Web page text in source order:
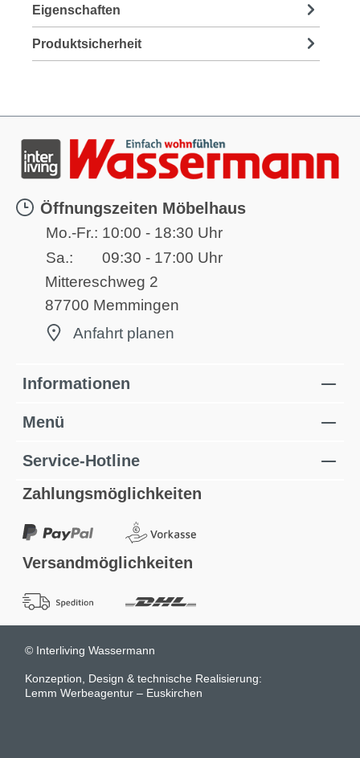
Eigenschaften
Produktsicherheit
Öffnungszeiten Möbelhaus
Mo.-Fr.: 10:00 - 18:30 Uhr
Sa.:
09:30 - 17:00 Uhr
Mittereschweg 2
87700 Memmingen
Anfahrt planen
Informationen
Menü
Service-Hotline
Zahlungsmöglichkeiten
Versandmöglichkeiten
© Interliving Wassermann
Konzeption, Design & technische Realisierung:
Lemm Werbeagentur – Euskirchen